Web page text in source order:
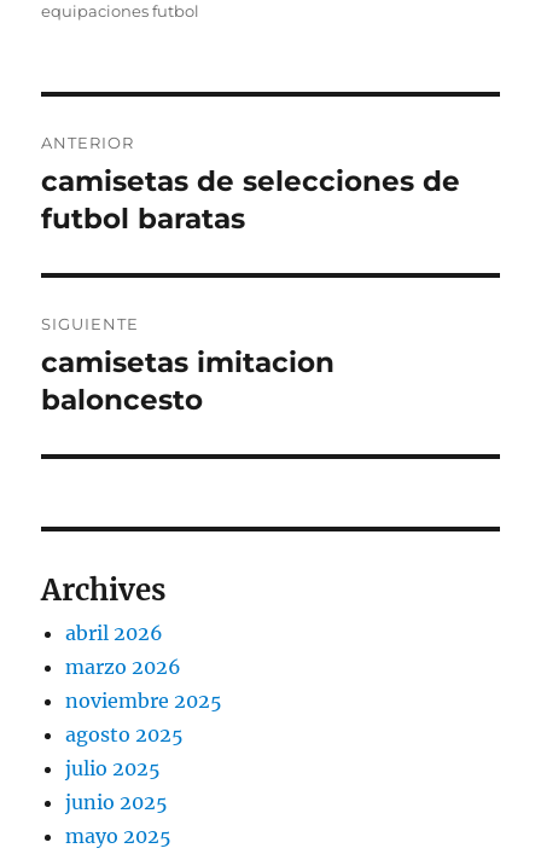
equipaciones futbol
de
entradas
ANTERIOR
Entrada
anterior:
camisetas de selecciones de
futbol baratas
SIGUIENTE
Entrada
siguiente:
camisetas imitacion
baloncesto
Archives
abril 2026
marzo 2026
noviembre 2025
agosto 2025
julio 2025
junio 2025
mayo 2025